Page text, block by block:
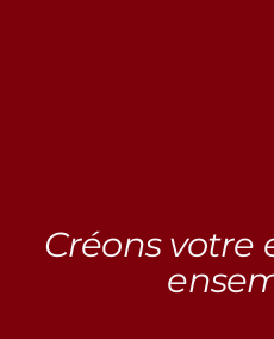
Créons votre